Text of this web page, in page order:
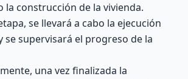
la construcción de la vivienda.
se llevará a cabo la ejecución
se supervisará el progreso de la
una vez finalizada la